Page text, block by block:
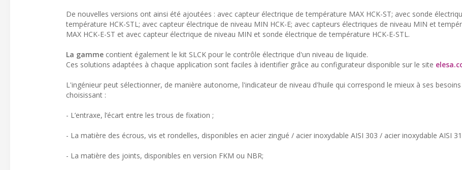
De nouvelles versions ont ainsi été ajoutées : avec capteur électrique de température MAX HCK-ST; avec sonde
température HCK-STL; avec capteur électrique de niveau MIN HCK-E; avec capteurs électriques de niveau MIN et
MAX HCK-E-ST et avec capteur électrique de niveau MIN et sonde électrique de température HCK-E-STL.
La gamme contient également le kit SLCK pour le contrôle électrique d'un niveau de liquide.
Ces solutions adaptées à chaque application sont faciles à identifier grâce au configurateur disponible sur le site
L'ingénieur peut sélectionner, de manière autonome, l'indicateur de niveau d'huile qui correspond le mieux à ses
choisissant :
- L’entraxe, l’écart entre les trous de fixation ;
- La matière des écrous, vis et rondelles, disponibles en acier zingué / acier inoxydable AISI 303 / acier inoxydable AISI
- La matière des joints, disponibles en version FKM ou NBR;